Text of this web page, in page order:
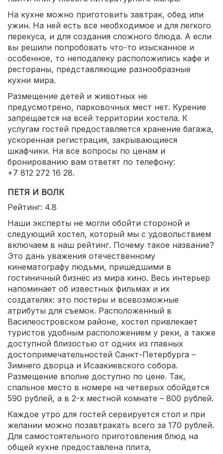
На кухне можно приготовить завтрак, обед или
ужин. На ней есть все необходимое и для легкого
перекуса, и для создания сложного блюда. А если
вы решили попробовать что-то изысканное и
особенное, то неподалеку расположились кафе и
рестораны, представляющие разнообразные
кухни мира.
Размещение детей и животных не
предусмотрено, парковочных мест нет. Курение
запрещается на всей территории хостела. К
услугам гостей предоставляется хранение багажа,
ускоренная регистрация, закрывающиеся
шкафчики. На все вопросы по ценам и
бронированию вам ответят по телефону:
+7 812 272 16 28.
ПЕТЯ И ВОЛК
Рейтинг: 4.8
Наши эксперты не могли обойти стороной и
следующий хостел, который мы с удовольствием
включаем в наш рейтинг. Почему такое название?
Это дань уважения отечественному
кинематографу людьми, пришедшими в
гостиничный бизнес из мира кино. Весь интерьер
напоминает об известных фильмах и их
создателях: это постеры и всевозможные
атрибуты для съемок. Расположенный в
Василеостровском районе, хостел привлекает
туристов удобным расположением у реки, а также
доступной близостью от одних из главных
достопримечательностей Санкт-Петербурга –
Зимнего дворца и Исаакиевского собора.
Размещение вполне доступно по цене. Так,
спальное место в номере на четверых обойдется
590 рублей, а в 2-х местной комнате – 800 рублей.
Каждое утро для гостей сервируется стол и при
желании можно позавтракать всего за 170 рублей.
Для самостоятельного приготовления блюд на
общей кухне предоставлена плита,